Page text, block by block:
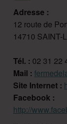
Adresse :
12 route de
14710 SAINT-
Tél. : 02 31 22
Mail :
Site Internet :
Facebook :
http://